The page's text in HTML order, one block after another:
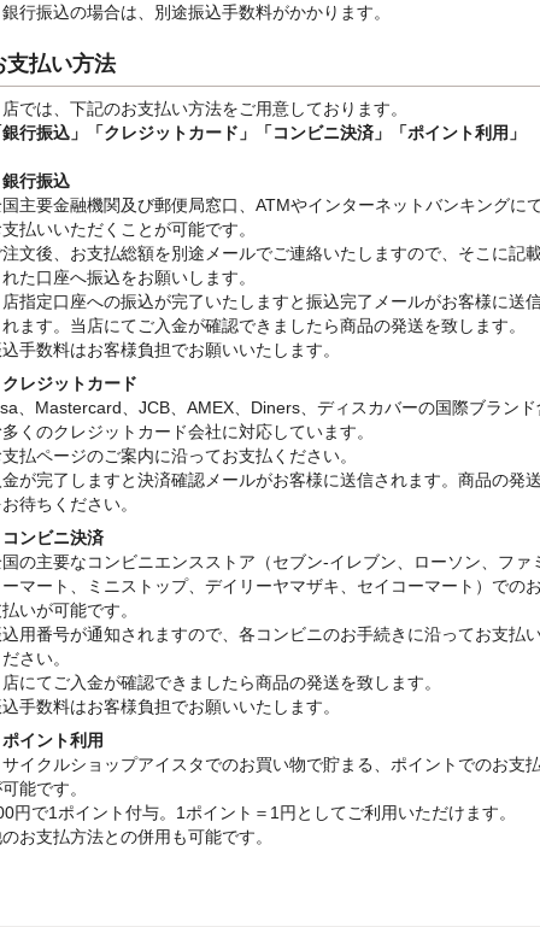
行振込の場合は、別途振込手数料がかかります。
支払い方法
では、下記のお支払い方法をご用意しております。
行振込」
「クレジットカード」「コンビニ決済」「ポイント利用」
行振込
主要金融機関及び郵便局窓口、ATMやインターネットバンキングに
払いいただくことが可能です。
文後、お支払総額を別途メールでご連絡いたしますので、そこに記
た口座へ振込をお願いします。
指定口座への振込が完了いたしますと振込完了メールがお客様に送
ます。当店にてご入金が確認できましたら商品の発送を致します。
手数料はお客様負担でお願いいたします。
レジットカード
、Mastercard、JCB、AMEX、Diners、ディスカバーの国際ブランド
くのクレジットカード会社に対応しています。
払ページのご案内に沿ってお支払ください。
が完了しますと決済確認メールがお客様に送信されます。商品の発
待ちください。
ンビニ決済
の主要なコンビニエンスストア（セブン-イレブン、ローソン、ファ
マート、ミニストップ、デイリーヤマザキ、セイコーマート）での
いが可能です。
用番号が通知されますので、各コンビニのお手続きに沿ってお支払
さい。
にてご入金が確認できましたら商品の発送を致します。
手数料はお客様負担でお願いいたします。
イント利用
イクルショップアイスタでのお買い物で貯まる、ポイントでのお支
能です。
円で1ポイント付与。1ポイント＝1円としてご利用いただけます。
お支払方法との併用も可能です。